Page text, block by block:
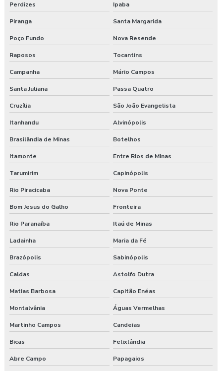
Perdizes Ipaba
Piranga Santa Margarida
Poço Fundo Nova Resende
Raposos Tocantins
Campanha Mário Campos
Santa Juliana Passa Quatro
Cruzília São João Evangelista
Itanhandu Alvinópolis
Brasilândia de Minas Botelhos
Itamonte Entre Rios de Minas
Tarumirim Capinópolis
Rio Piracicaba Nova Ponte
Bom Jesus do Galho Fronteira
Rio Paranaíba Itaú de Minas
Ladainha Maria da Fé
Brazópolis Sabinópolis
Caldas Astolfo Dutra
Matias Barbosa Capitão Enéas
Montalvânia Águas Vermelhas
Martinho Campos Candeias
Bicas Felixlândia
Abre Campo Papagaios